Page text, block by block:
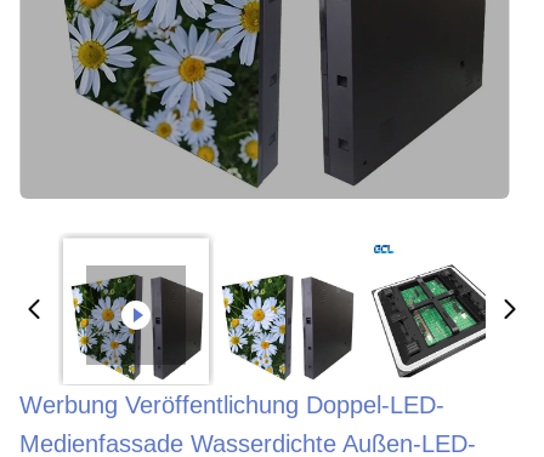
Werbung Veröffentlichung Doppel-LED-
Medienfassade Wasserdichte Außen-LED-